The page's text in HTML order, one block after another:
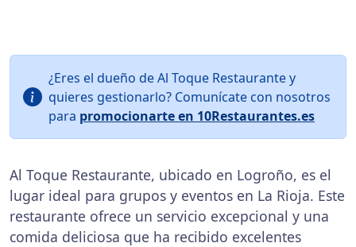
¿Eres el dueño de Al Toque Restaurante y
quieres gestionarlo? Comunícate con nosotros
para promocionarte en 10Restaurantes.es
Al Toque Restaurante, ubicado en Logroño, es el
lugar ideal para grupos y eventos en La Rioja. Este
restaurante ofrece un servicio excepcional y una
comida deliciosa que ha recibido excelentes